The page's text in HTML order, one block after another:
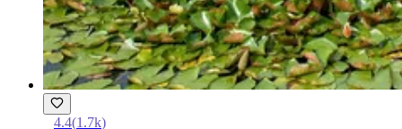
4.4(1.7k)